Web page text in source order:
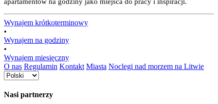
Wynajem krótkoterminowy
•
Wynajem na godziny
•
Wynajem miesięczny
O nas Regulamin Kontakt Miasta Noclegi nad morzem na Litwie
Nasi partnerzy